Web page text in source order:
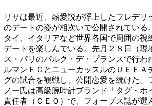
リサは最近、熱愛説が浮上したフレデリ
のデートの姿が相次いで公開されている
タイ、イタリアなど世界各国で周囲の視
デートを楽しんでいる。先月２８日（現
ス・パリのパルク・デ・プランスで行わ
ルマンＦＣとニューカッスルのＵＥＦＡ
グの試合を観戦し、公開恋愛を続けた。
ノー氏は高級腕時計ブランド「タグ・ホ
責任者（ＣＥＯ）で、フォーブス誌が選